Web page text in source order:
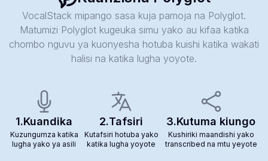
VocalStack mipango sasa kuja pamoja na Polyglot.
Matumizi Polyglot kugeuka simu yako au kifaa katika
chombo nguvu ya kuonyesha hotuba kuishi katika wakati
halisi na katika lugha yoyote.
1.Kuandika
Kuzungumza katika
lugha yako ya asili
2.Tafsiri
Kutafsiri hotuba yako
katika lugha yoyote
3.Kutuma kiungo
Kushiriki maandishi yako
transcribed na mtu yeyote